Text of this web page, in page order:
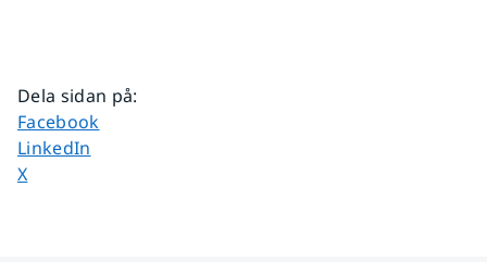
Dela sidan på:
Dela sidan på
Facebook
Dela sidan på
LinkedIn
Dela sidan på
X